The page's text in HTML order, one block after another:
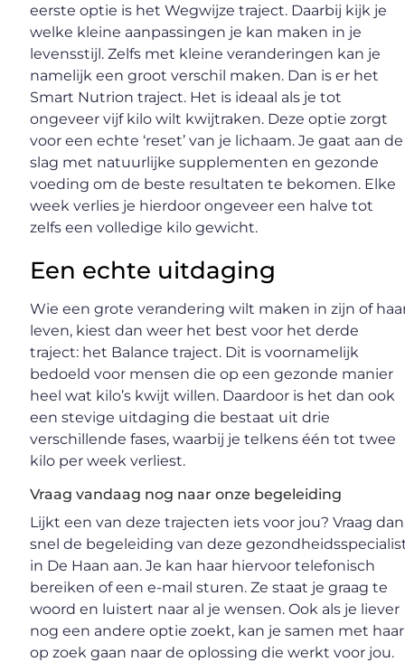
eerste optie is het Wegwijze traject. Daarbij kijk je
welke kleine aanpassingen je kan maken in je
levensstijl. Zelfs met kleine veranderingen kan je
namelijk een groot verschil maken. Dan is er het
Smart Nutrion traject. Het is ideaal als je tot
ongeveer vijf kilo wilt kwijtraken. Deze optie zorgt
voor een echte ‘reset’ van je lichaam. Je gaat aan de
slag met natuurlijke supplementen en gezonde
voeding om de beste resultaten te bekomen. Elke
week verlies je hierdoor ongeveer een halve tot
zelfs een volledige kilo gewicht.
Een echte uitdaging
Wie een grote verandering wilt maken in zijn of
leven, kiest dan weer het best voor het derde
traject: het Balance traject. Dit is voornamelijk
bedoeld voor mensen die op een gezonde manier
heel wat kilo’s kwijt willen. Daardoor is het dan ook
een stevige uitdaging die bestaat uit drie
verschillende fases, waarbij je telkens één tot twee
kilo per week verliest.
Vraag vandaag nog naar onze begeleiding
Lijkt een van deze trajecten iets voor jou? Vraag dan
snel de begeleiding van deze
in De Haan aan. Je kan haar hiervoor telefonisch
bereiken of een e-mail sturen. Ze staat je graag te
woord en luistert naar al je wensen. Ook als je liever
nog een andere optie zoekt, kan je samen met haar
op zoek gaan naar de oplossing die werkt voor jou.